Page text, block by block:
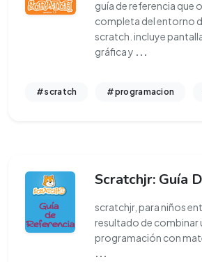
guía de referencia que
completa del entorno
scratch. incluye
gráfica y
#scratch #programacion
Scratchjr: Guía
scratchjr, para niños
resultado de combinar
programación con